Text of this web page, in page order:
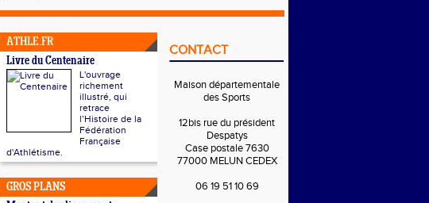
ATHLE.FR
Livre du Centenaire
L'ouvrage
richement
illustré, qui
retrace
l’Histoire de la
Fédération
Française
d'Athlétisme.
GROS PLANS
CONTACT
Maison départementale
des Sports
12bis rue du président
Despatys
Case postale 7630
77000 MELUN CEDEX
06 19 51 10 69